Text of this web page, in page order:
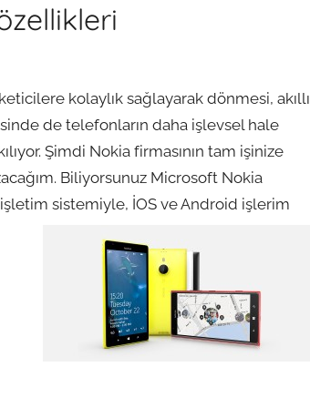
kolaylık sağlayarak dönmesi, akıllı
de telefonların daha işlevsel hale
Şimdi Nokia firmasının tam işinize
Biliyorsunuz Microsoft Nokia
sistemiyle, İOS ve Android işlerim